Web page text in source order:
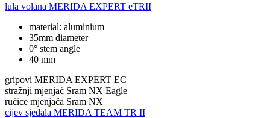
lula volana MERIDA EXPERT eTRII
material: aluminium
35mm diameter
0° stem angle
40 mm
gripovi MERIDA EXPERT EC
stražnji mjenjač Sram NX Eagle
ručice mjenjača Sram NX
cijev sjedala MERIDA TEAM TR II